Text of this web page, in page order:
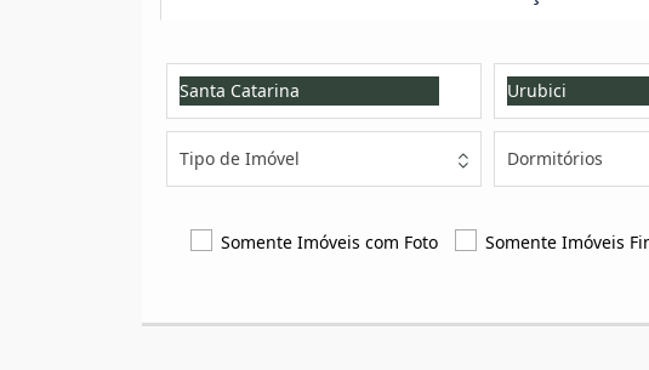
Santa Catarina Urubici
Tipo de Imóvel Dormitórios
Somente Imóveis com Foto Somente Imóveis